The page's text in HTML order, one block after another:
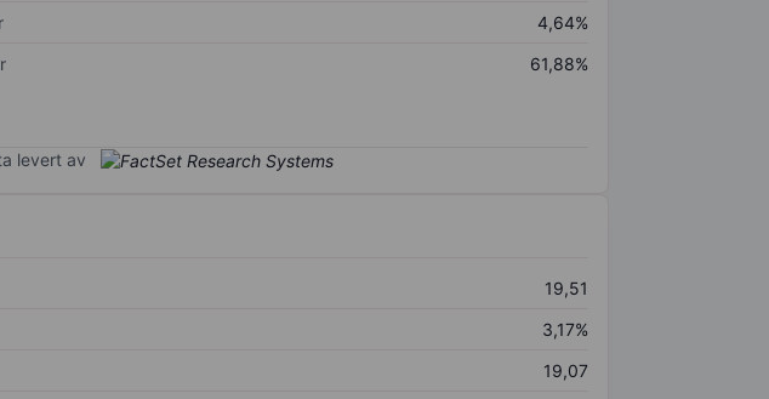
4,64%
61,88%
levert av
19,51
3,17%
19,07